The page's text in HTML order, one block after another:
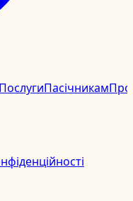
ПослугиПасічникамПро